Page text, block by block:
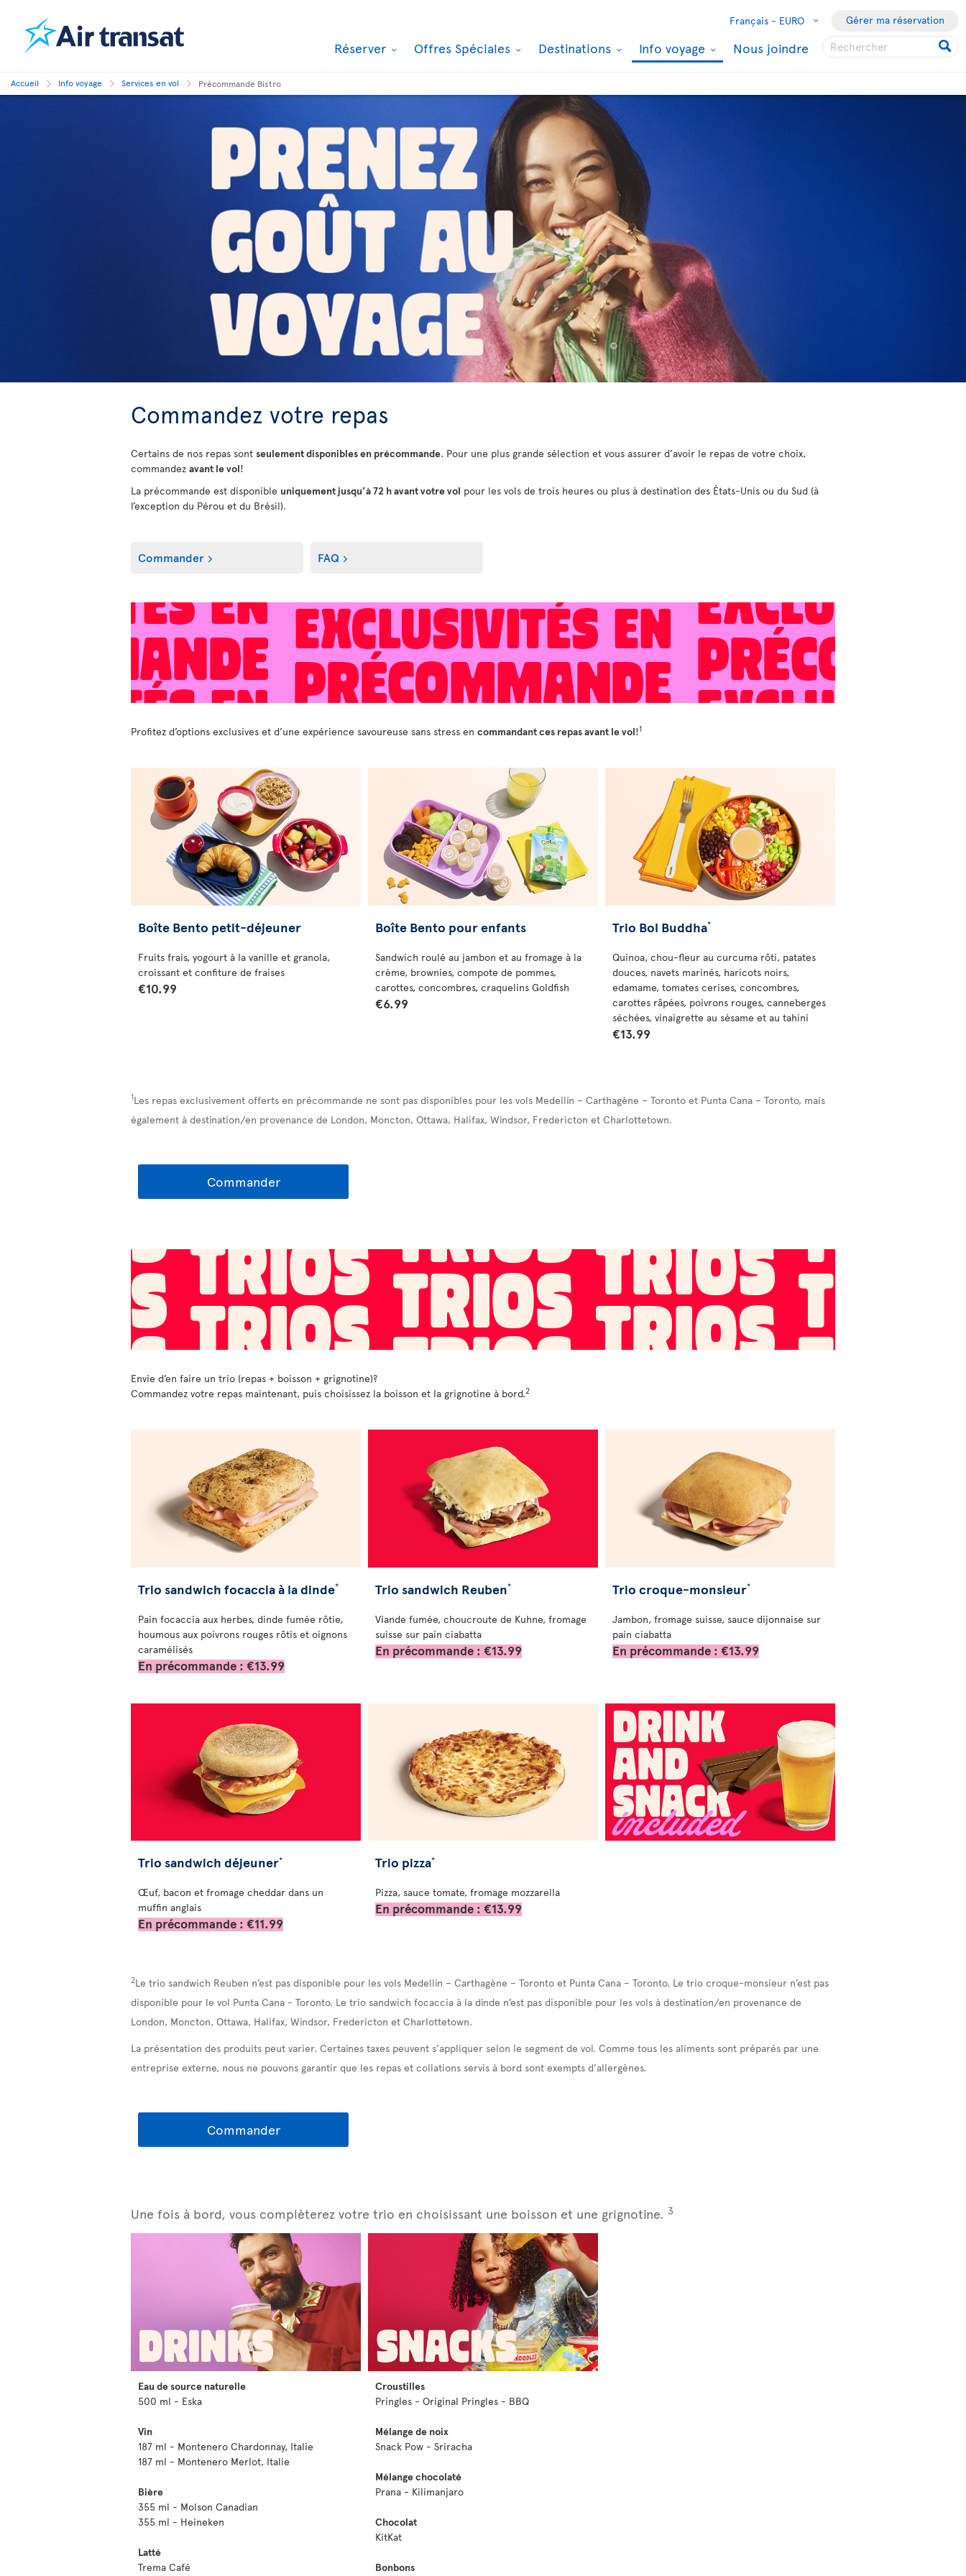
Français - EURO Gérer ma réservation
Réserver Offres Spéciales Destinations Info voyage Nous joindre
Accueil Info voyage Services en vol Précommande Bistro
Commandez votre repas
Certains de nos repas sont seulement disponibles en précommande. Pour une plus grande sélection et vous assurer d’avoir le repas de votre choix,
commandez avant le vol!
La précommande est disponible uniquement jusqu’à 72 h avant votre vol pour les vols de trois heures ou plus à destination des États-Unis ou du Sud (à
l’exception du Pérou et du Brésil).
Commander FAQ
Profitez d’options exclusives et d’une expérience savoureuse sans stress en commandant ces repas avant le vol!1
Boîte Bento petit-déjeuner
Fruits frais, yogourt à la vanille et granola,
croissant et confiture de fraises
€10.99
Boîte Bento pour enfants
Sandwich roulé au jambon et au fromage à la
crème, brownies, compote de pommes,
carottes, concombres, craquelins Goldfish
€6.99
Trio Bol Buddha*
Quinoa, chou-fleur au curcuma rôti, patates
douces, navets marinés, haricots noirs,
edamame, tomates cerises, concombres,
carottes râpées, poivrons rouges, canneberges
séchées, vinaigrette au sésame et au tahini
€13.99
1Les repas exclusivement offerts en précommande ne sont pas disponibles pour les vols Medellín – Carthagène – Toronto et Punta Cana – Toronto, mais
également à destination/en provenance de London, Moncton, Ottawa, Halifax, Windsor, Fredericton et Charlottetown.
Commander
Envie d’en faire un trio (repas + boisson + grignotine)?
Commandez votre repas maintenant, puis choisissez la boisson et la grignotine à bord.2
Trio sandwich focaccia à la dinde*
Pain focaccia aux herbes, dinde fumée rôtie,
houmous aux poivrons rouges rôtis et oignons
caramélisés
En précommande : €13.99
Trio sandwich Reuben*
Viande fumée, choucroute de Kuhne, fromage
suisse sur pain ciabatta
En précommande : €13.99
Trio croque-monsieur*
Jambon, fromage suisse, sauce dijonnaise sur
pain ciabatta
En précommande : €13.99
Trio sandwich déjeuner*
Œuf, bacon et fromage cheddar dans un
muffin anglais
En précommande : €11.99
Trio pizza*
Pizza, sauce tomate, fromage mozzarella
En précommande : €13.99
2Le trio sandwich Reuben n’est pas disponible pour les vols Medellín – Carthagène – Toronto et Punta Cana – Toronto. Le trio croque-monsieur n’est pas
disponible pour le vol Punta Cana - Toronto. Le trio sandwich focaccia à la dinde n’est pas disponible pour les vols à destination/en provenance de
London, Moncton, Ottawa, Halifax, Windsor, Fredericton et Charlottetown.
La présentation des produits peut varier. Certaines taxes peuvent s’appliquer selon le segment de vol. Comme tous les aliments sont préparés par une
entreprise externe, nous ne pouvons garantir que les repas et collations servis à bord sont exempts d’allergènes.
Commander
Une fois à bord, vous complèterez votre trio en choisissant une boisson et une grignotine. 3
Eau de source naturelle
500 ml - Eska
Vin
187 ml - Montenero Chardonnay, Italie
187 ml - Montenero Merlot, Italie
Bière
355 ml - Molson Canadian
355 ml - Heineken
Latté
Trema Café
Croustilles
Pringles - Original Pringles - BBQ
Mélange de noix
Snack Pow - Sriracha
Mélange chocolaté
Prana - Kilimanjaro
Chocolat
KitKat
Bonbons